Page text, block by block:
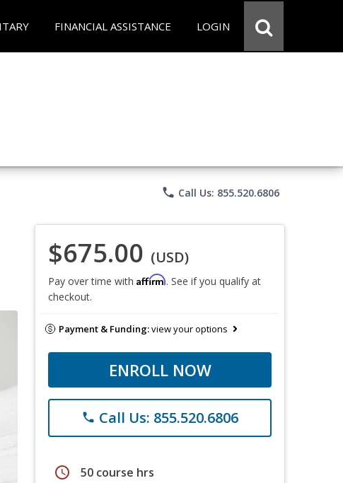
FINANCIAL ASSISTANCE LOGIN
phone Call Us: 855.520.6806
$675.00 (USD)
Pay over time with Affirm. See if you qualify at
checkout.
Payment & Funding:view your options
ENROLL NOW
phone Call Us: 855.520.6806
schedule 50 course hrs